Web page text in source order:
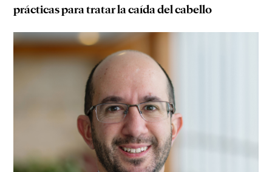
prácticas para tratar la caída del cabello